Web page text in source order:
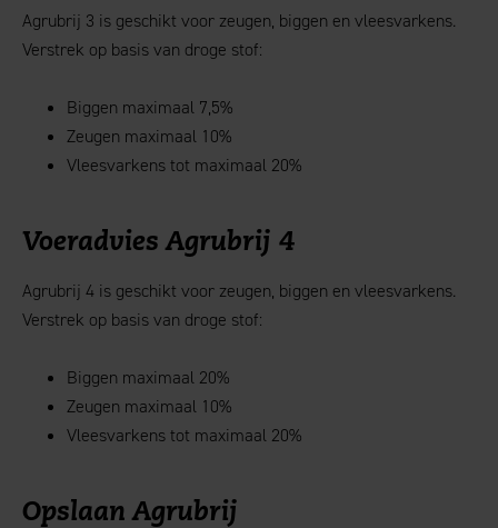
Agrubrij 3 is geschikt voor zeugen, biggen en vleesvarkens.
Verstrek op basis van droge stof:
Biggen maximaal 7,5%
Zeugen maximaal 10%
Vleesvarkens tot maximaal 20%
Voeradvies Agrubrij 4
Agrubrij 4 is geschikt voor zeugen, biggen en vleesvarkens.
Verstrek op basis van droge stof:
Biggen maximaal 20%
Zeugen maximaal 10%
Vleesvarkens tot maximaal 20%
Opslaan Agrubrij